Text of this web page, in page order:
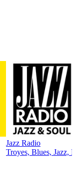
Jazz Radio
Troyes, Blues, Jazz,